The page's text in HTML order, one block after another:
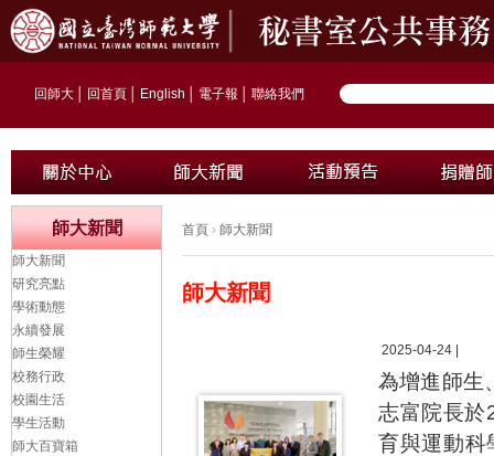
回師大 回首頁 English 電子報 聯絡我們
首頁 › 師大新聞
師大新聞
2025-04-24 |
為增進師生
志富院長於
育與運動科
師大新聞
師大新聞
研究亮點
學術動態
永續發展
師生榮耀
校務行政
校園生活
學生活動
師大百寶箱